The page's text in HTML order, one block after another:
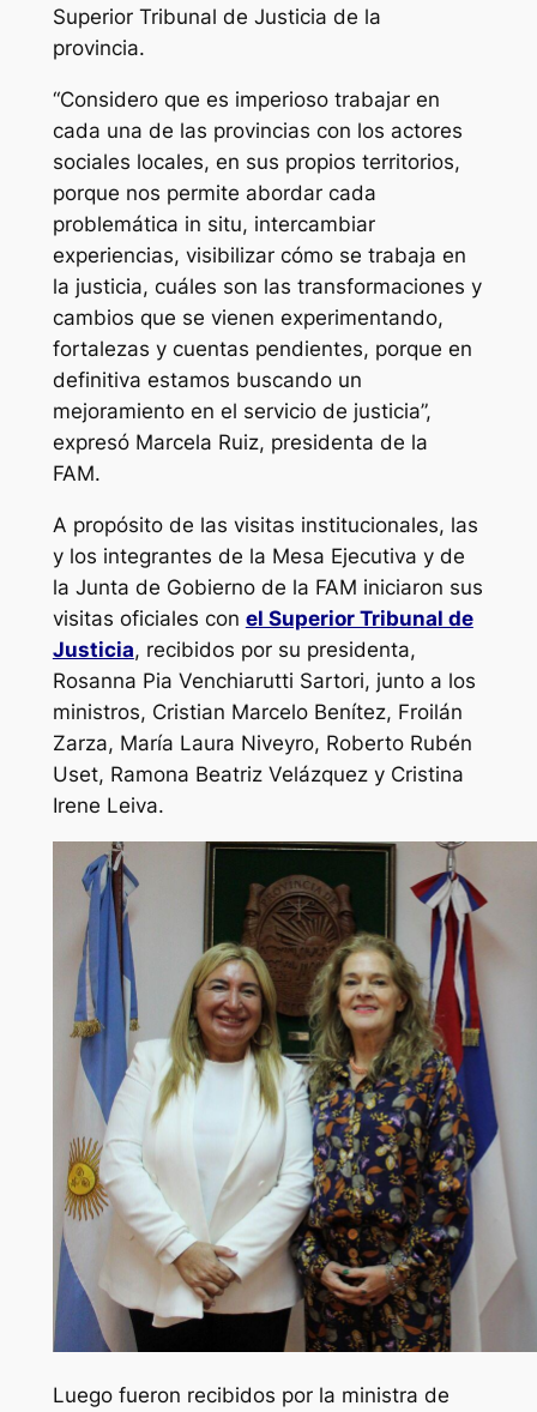
Superior Tribunal de Justicia de la
provincia.
“Considero que es imperioso trabajar en
cada una de las provincias con los actores
sociales locales, en sus propios territorios,
porque nos permite abordar cada
problemática in situ, intercambiar
experiencias, visibilizar cómo se trabaja en
la justicia, cuáles son las transformaciones y
cambios que se vienen experimentando,
fortalezas y cuentas pendientes, porque en
definitiva estamos buscando un
mejoramiento en el servicio de justicia”,
expresó Marcela Ruiz, presidenta de la
FAM.
A propósito de las visitas institucionales, las
y los integrantes de la Mesa Ejecutiva y de
la Junta de Gobierno de la FAM iniciaron sus
visitas oficiales con el Superior Tribunal de
Justicia, recibidos por su presidenta,
Rosanna Pia Venchiarutti Sartori, junto a los
ministros, Cristian Marcelo Benítez, Froilán
Zarza, María Laura Niveyro, Roberto Rubén
Uset, Ramona Beatriz Velázquez y Cristina
Irene Leiva.
Luego fueron recibidos por la ministra de